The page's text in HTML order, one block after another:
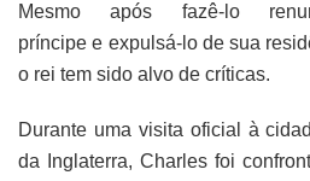
Mesmo após fazê-lo
príncipe e expulsá-lo de sua
o rei tem sido alvo de críticas.
Durante uma visita oficial à
da Inglaterra, Charles foi